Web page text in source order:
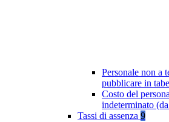
Personale non a
pubblicare in
Costo del
indeterminato
Tassi di assenza 9